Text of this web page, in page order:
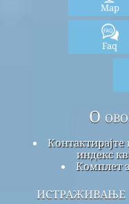
Map
Faq
О
Контактирајте
индекс
Комплет
истраживање